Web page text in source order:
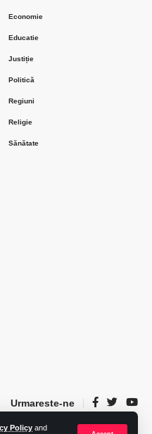
Policy and
Economie
Educatie
Justiție
Politică
Regiuni
Religie
Sănătate
Urmareste-ne